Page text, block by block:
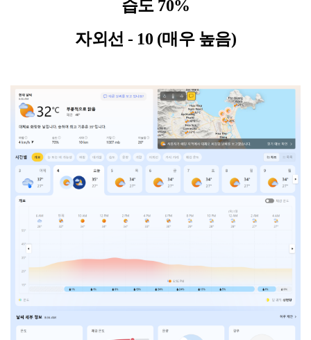
습도 70%
자외선 - 10 (매우 높음)